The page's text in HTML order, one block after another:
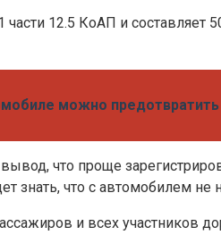
12.5 КоАП и составляет
можно
что проще
знать, что с автомобилем не
и всех участников